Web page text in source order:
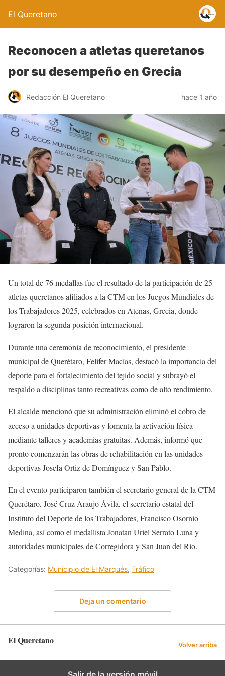
El Queretano
Reconocen a atletas queretanos
por su desempeño en Grecia
Redacción El Queretano hace 1 año
Un total de 76 medallas fue el resultado de la participación de 25
atletas queretanos afiliados a la CTM en los Juegos Mundiales de
los Trabajadores 2025, celebrados en Atenas, Grecia, donde
lograron la segunda posición internacional.
Durante una ceremonia de reconocimiento, el presidente
municipal de Querétaro, Felifer Macías, destacó la importancia del
deporte para el fortalecimiento del tejido social y subrayó el
respaldo a disciplinas tanto recreativas como de alto rendimiento.
El alcalde mencionó que su administración eliminó el cobro de
acceso a unidades deportivas y fomenta la activación física
mediante talleres y academias gratuitas. Además, informó que
pronto comenzarán las obras de rehabilitación en las unidades
deportivas Josefa Ortiz de Domínguez y San Pablo.
En el evento participaron también el secretario general de la CTM
Querétaro, José Cruz Araujo Ávila, el secretario estatal del
Instituto del Deporte de los Trabajadores, Francisco Osornio
Medina, así como el medallista Jonatan Uriel Serrato Luna y
autoridades municipales de Corregidora y San Juan del Río.
Categorías: Municipio de El Marqués, Tráfico
Deja un comentario
El Queretano Volver arriba